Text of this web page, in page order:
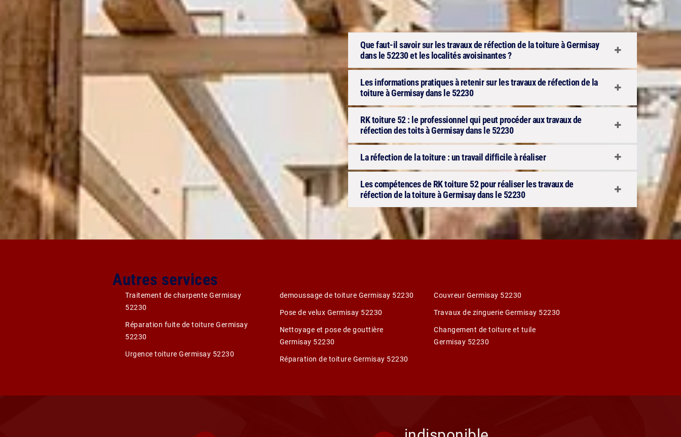
Que faut-il savoir sur les travaux de réfection de la toiture à Germisay
dans le 52230 et les localités avoisinantes ?
Les informations pratiques à retenir sur les travaux de réfection de la
toiture à Germisay dans le 52230
RK toiture 52 : le professionnel qui peut procéder aux travaux de
réfection des toits à Germisay dans le 52230
La réfection de la toiture : un travail difficile à réaliser
Les compétences de RK toiture 52 pour réaliser les travaux de
réfection de la toiture à Germisay dans le 52230
Autres services
Traitement de charpente Germisay
52230
Réparation fuite de toiture Germisay
52230
Urgence toiture Germisay 52230
demoussage de toiture Germisay 52230
Pose de velux Germisay 52230
Nettoyage et pose de gouttière
Germisay 52230
Réparation de toiture Germisay 52230
Couvreur Germisay 52230
Travaux de zinguerie Germisay 52230
Changement de toiture et tuile
Germisay 52230